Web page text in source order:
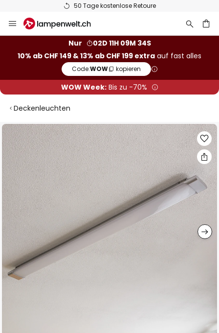
50 Tage kostenlose Retoure
Inhalt
Nur
02D 11H 09M 34S
10% ab CHF 149 & 13% ab CHF 199 extra auf fast alles
Code:WOW kopieren
WOW Week:Bis zu -70%
Deckenleuchten
Zum
Ende
der
Bildgalerie
springen